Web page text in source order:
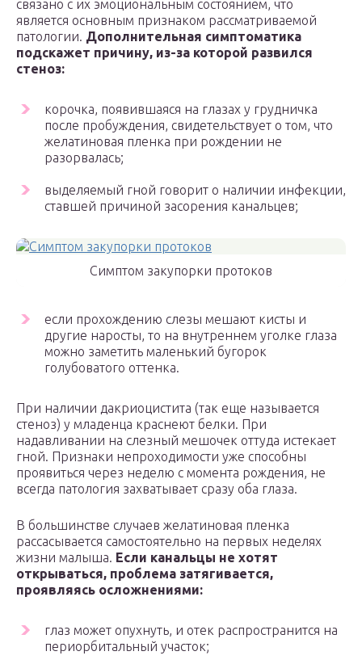
связано с их эмоциональным состоянием, что
является основным признаком рассматриваемой
патологии. Дополнительная симптоматика
подскажет причину, из-за которой развился
стеноз:
корочка, появившаяся на глазах у грудничка
после пробуждения, свидетельствует о том, что
желатиновая пленка при рождении не
разорвалась;
выделяемый гной говорит о наличии инфекции,
ставшей причиной засорения канальцев;
Симптом закупорки протоков
если прохождению слезы мешают кисты и
другие наросты, то на внутреннем уголке глаза
можно заметить маленький бугорок
голубоватого оттенка.
При наличии дакриоцистита (так еще называется
стеноз) у младенца краснеют белки. При
надавливании на слезный мешочек оттуда истекает
гной. Признаки непроходимости уже способны
проявиться через неделю с момента рождения, не
всегда патология захватывает сразу оба глаза.
В большинстве случаев желатиновая пленка
рассасывается самостоятельно на первых неделях
жизни малыша. Если канальцы не хотят
открываться, проблема затягивается,
проявляясь осложнениями:
глаз может опухнуть, и отек распространится на
периорбитальный участок;